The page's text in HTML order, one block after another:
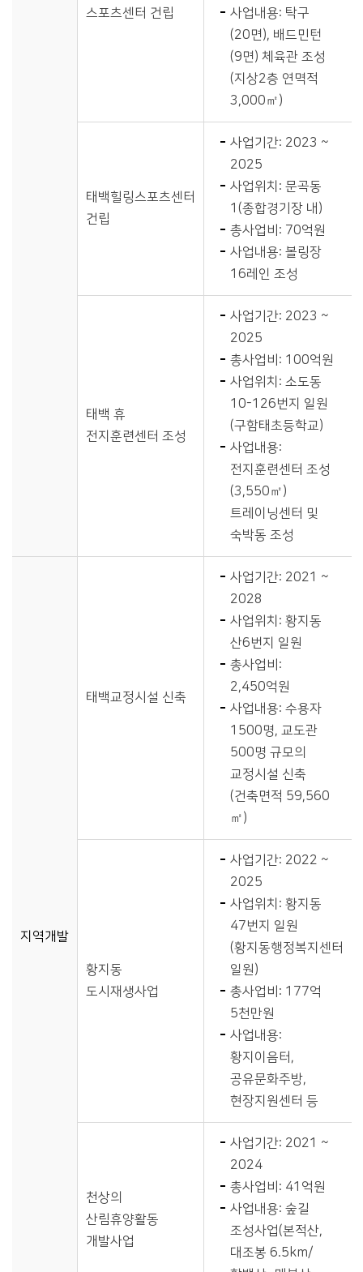
스포츠센터 건립
사업내용: 탁구
(20면), 배드민턴
(9면) 체육관 조성
(지상2층 연멱적
3,000㎡)
태백힐링스포츠센터
건립
사업기간: 2023 ~
2025
사업위치: 문곡동
1(종합경기장 내)
총사업비: 70억원
사업내용: 볼링장
16레인 조성
태백 휴
전지훈련센터 조성
사업기간: 2023 ~
2025
총사업비: 100억원
사업위치: 소도동
10-126번지 일원
(구함태초등학교)
사업내용:
전지훈련센터 조성
(3,550㎡)
트레이닝센터 및
숙박동 조성
지역개발
태백교정시설 신축
사업기간: 2021 ~
2028
사업위치: 황지동
산6번지 일원
총사업비:
2,450억원
사업내용: 수용자
1500명, 교도관
500명 규모의
교정시설 신축
(건축면적 59,560
㎡)
황지동
도시재생사업
사업기간: 2022 ~
2025
사업위치: 황지동
47번지 일원
(황지동행정복지센터
일원)
총사업비: 177억
5천만원
사업내용:
황지이음터,
공유문화주방,
현장지원센터 등
천상의
산림휴양활동
개발사업
사업기간: 2021 ~
2024
총사업비: 41억원
사업내용: 숲길
조성사업(본적산,
대조봉 6.5km/